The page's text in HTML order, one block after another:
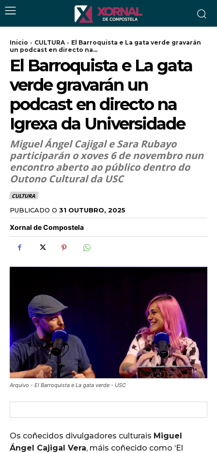
Inicio CULTURA
El Barroquista e La gata verde gravarán
un podcast en directo na...
El Barroquista e La gata
verde gravarán un
podcast en directo na
Igrexa da Universidade
Miguel Ángel Cajigal e Sara Rubayo
participarán o xoves 6 de novembro nun
encontro aberto ao público dentro do
Outono Cultural da USC
CULTURA
PUBLICADO O 31 OUTUBRO, 2025
Xornal de Compostela
Arquivo - El Barroquista e La gata verde - USC
Os coñecidos divulgadores culturais Miguel
Ángel Cajigal Vera, máis coñecido como ‘El